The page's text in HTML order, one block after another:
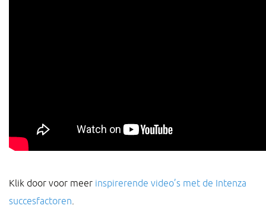
Klik door voor meer inspirerende video’s met de Intenza
succesfactoren